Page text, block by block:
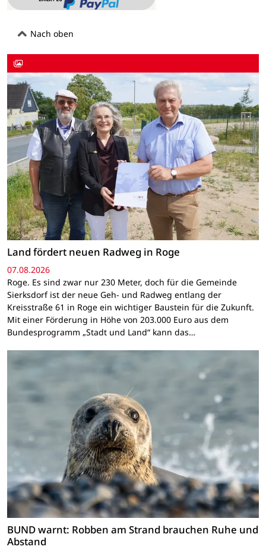
Nach oben
Land fördert neuen Radweg in Roge
07.08.2026
Roge. Es sind zwar nur 230 Meter, doch für die Gemeinde
Sierksdorf ist der neue Geh- und Radweg entlang der
Kreisstraße 61 in Roge ein wichtiger Baustein für die Zukunft.
Mit einer Förderung in Höhe von 203.000 Euro aus dem
Bundesprogramm „Stadt und Land“ kann das…
BUND warnt: Robben am Strand brauchen Ruhe und
Abstand